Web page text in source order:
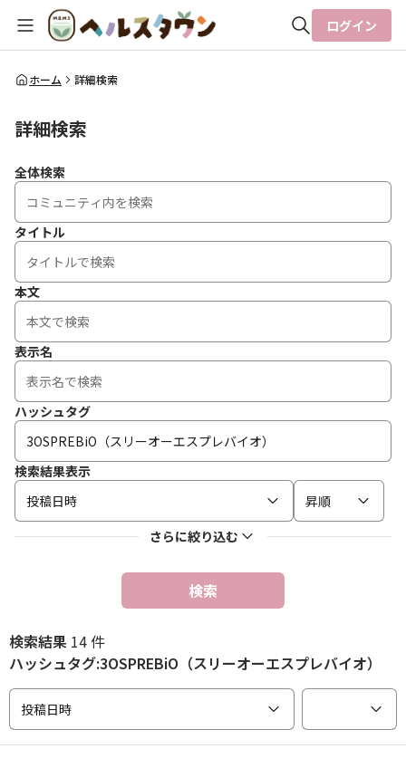
全体検索
ログイン
ホーム 詳細検索
詳細検索
全体検索
タイトル
本文
表示名
ハッシュタグ
検索結果表示
投稿日時
昇順
さらに絞り込む
検索
検索結果 14 件
ハッシュタグ:3OSPREBiO（スリーオーエスプレバイオ）
投稿日時